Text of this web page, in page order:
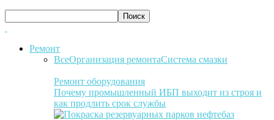
Ремонт
ВсеОрганизация ремонтаСистема смазки
Ремонт оборудования
Почему промышленный ИБП выходит из строя и
как продлить срок службы